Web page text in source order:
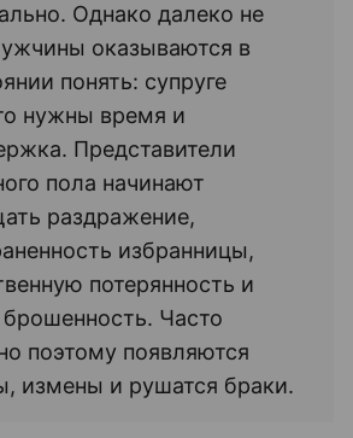
Однако далеко не
оказываются в
понять: супруге
нужны время и
Представители
пола начинают
раздражение,
избранницы,
потерянность и
Часто
поэтому появляются
измены и рушатся браки.